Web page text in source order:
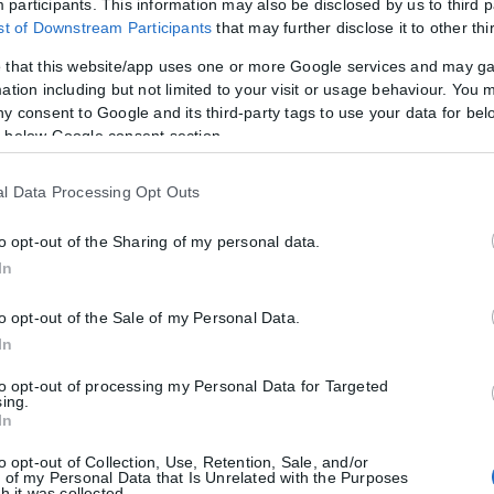
participants. This information may also be disclosed by us to third
of Downstream Participants that may further disclose it to other
that this website/app uses one or more Google services and may
including but not limited to your visit or usage behaviour. You
consent to Google and its third-party tags to use your data for
Google consent section.
Data Processing Opt Outs
opt-out of the Sharing of my personal data.
opt-out of the Sale of my Personal Data.
opt-out of processing my Personal Data for Targeted
opt-out of Collection, Use, Retention, Sale, and/or
of my Personal Data that Is Unrelated with the Purposes
κρούσματα Έμπολα
Δημοκρατία του Κονγκό αυξήθηκαν σε πάνω από 4.000 για
στην Ελλάδα – 23 νέα μέσα σε μία
ιό του Δυτικού Νείλου στην Ελλάδα, με τον ΕΟΔΥ να ανακοινώνει...